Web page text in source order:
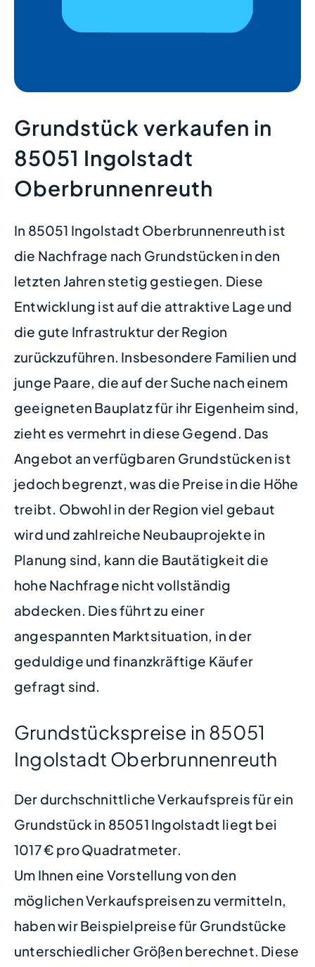
Grundstück verkaufen in
85051 Ingolstadt
Oberbrunnenreuth
In 85051 Ingolstadt Oberbrunnenreuth ist
die Nachfrage nach Grundstücken in den
letzten Jahren stetig gestiegen. Diese
Entwicklung ist auf die attraktive Lage und
die gute Infrastruktur der Region
zurückzuführen. Insbesondere Familien und
junge Paare, die auf der Suche nach einem
geeigneten Bauplatz für ihr Eigenheim sind,
zieht es vermehrt in diese Gegend. Das
Angebot an verfügbaren Grundstücken ist
jedoch begrenzt, was die Preise in die Höhe
treibt. Obwohl in der Region viel gebaut
wird und zahlreiche Neubauprojekte in
Planung sind, kann die Bautätigkeit die
hohe Nachfrage nicht vollständig
abdecken. Dies führt zu einer
angespannten Marktsituation, in der
geduldige und finanzkräftige Käufer
gefragt sind.
Grundstückspreise in 85051
Ingolstadt Oberbrunnenreuth
Der durchschnittliche Verkaufspreis für ein
Grundstück in 85051 Ingolstadt liegt bei
1017 € pro Quadratmeter.
Um Ihnen eine Vorstellung von den
möglichen Verkaufspreisen zu vermitteln,
haben wir Beispielpreise für Grundstücke
unterschiedlicher Größen berechnet. Diese